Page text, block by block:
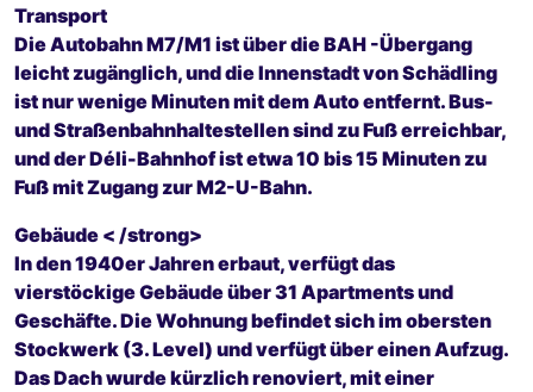
Transport
Die Autobahn M7/M1 ist über die BAH -Übergang
leicht zugänglich, und die Innenstadt von Schädling
ist nur wenige Minuten mit dem Auto entfernt. Bus-
und Straßenbahnhaltestellen sind zu Fuß erreichbar,
und der Déli-Bahnhof ist etwa 10 bis 15 Minuten zu
Fuß mit Zugang zur M2-U-Bahn.
Gebäude < /strong>
In den 1940er Jahren erbaut, verfügt das
vierstöckige Gebäude über 31 Apartments und
Geschäfte. Die Wohnung befindet sich im obersten
Stockwerk (3. Level) und verfügt über einen Aufzug.
Das Dach wurde kürzlich renoviert, mit einer